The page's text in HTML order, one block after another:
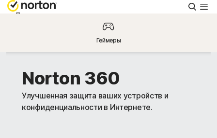
Поиск
Для личного пользования
Россия
Войти
Геймеры
Norton 360
Улучшенная защита ваших устройств и
конфиденциальности в Интернете.